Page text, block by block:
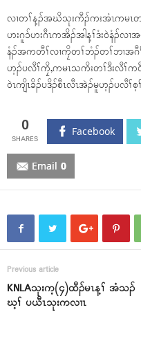
လၢတၢ်န့ၣ်အဃိသုးကီၣ်ကးအံၤကမၤတ
ဟးဂူၥ်ဟးဂီၤကအိၣ်အါန့ၢ်ဒံးဝဲနံၣ်လ
နံၣ်အကတီၢ်လၢကၠိတၢ်ဘံၣ်တၢ်ဘၢအဂီ
ဟ့ၣ်ပလီၢ်ကၠိ,ကမၤသကိးတၢ်ဒီးလီၢ်
ဝဲၤကျိၤခိၣ်ပဒိၣ်စီၤလီၤအဲၣ်မူဟ့ၣ်ပလီၢ်စ့
0 Facebook
Email 0
Previous article
KNLAသုးက့(၄)ထီၣ်မၤန့ၢ် အံသၣ်
ဃ့ၢ် ပယီၤသုးကလၢၤ